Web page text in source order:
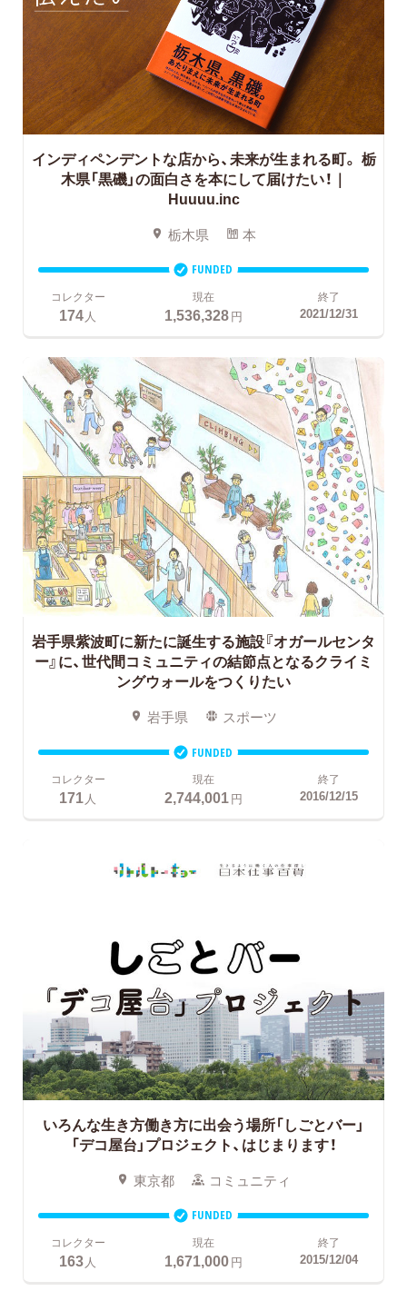
インディペンデントな店から、未来が生まれる町。 栃
木県「黒磯」の面白さを本にして届けたい！｜
Huuuu.inc
栃木県 本
FUNDED
コレクター
174 人
現在
1,536,328円
終了
2021/12/31
岩手県紫波町に新たに誕生する施設『オガールセンタ
ー』に、世代間コミュニティの結節点となるクライミ
ングウォールをつくりたい
岩手県 スポーツ
FUNDED
コレクター
171人
現在
2,744,001円
終了
2016/12/15
いろんな生き方働き方に出会う場所「しごとバー」
「デコ屋台」プロジェクト、はじまります！
東京都 コミュニティ
FUNDED
コレクター
163 人
現在
1,671,000円
終了
2015/12/04